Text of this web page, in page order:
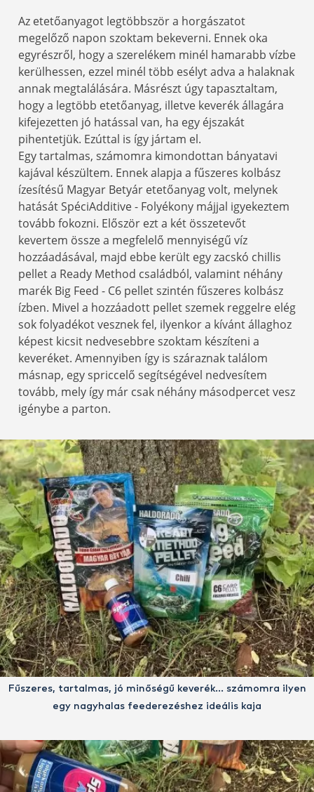
Az etetőanyagot legtöbbször a horgászatot
megelőző napon szoktam bekeverni. Ennek oka
egyrészről, hogy a szerelékem minél hamarabb vízbe
kerülhessen, ezzel minél több esélyt adva a halaknak
annak megtalálására. Másrészt úgy tapasztaltam,
hogy a legtöbb etetőanyag, illetve keverék állagára
kifejezetten jó hatással van, ha egy éjszakát
pihentetjük. Ezúttal is így jártam el.
Egy tartalmas, számomra kimondottan bányatavi
kajával készültem. Ennek alapja a fűszeres kolbász
ízesítésű Magyar Betyár etetőanyag volt, melynek
hatását SpéciAdditive - Folyékony májjal igyekeztem
tovább fokozni. Először ezt a két összetevőt
kevertem össze a megfelelő mennyiségű víz
hozzáadásával, majd ebbe került egy zacskó chillis
pellet a Ready Method családból, valamint néhány
marék Big Feed - C6 pellet szintén fűszeres kolbász
ízben. Mivel a hozzáadott pellet szemek reggelre elég
sok folyadékot vesznek fel, ilyenkor a kívánt állaghoz
képest kicsit nedvesebbre szoktam készíteni a
keveréket. Amennyiben így is száraznak találom
másnap, egy spriccelő segítségével nedvesítem
tovább, mely így már csak néhány másodpercet vesz
igénybe a parton.
Fűszeres, tartalmas, jó minőségű keverék… számomra ilyen
egy nagyhalas feederezéshez ideális kaja